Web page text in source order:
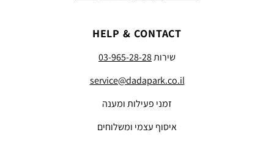
HELP & CONTACT
שירות03-965-28-28
service@dadapark.co.il
זמני פעילות ומענה
איסוף עצמי ומשלוחים